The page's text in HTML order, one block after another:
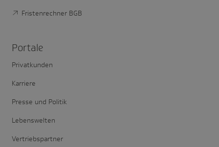
Fristenrechner BGB
Portale
Privatkunden
Karriere
Presse und Politik
Lebenswelten
Vertriebspartner